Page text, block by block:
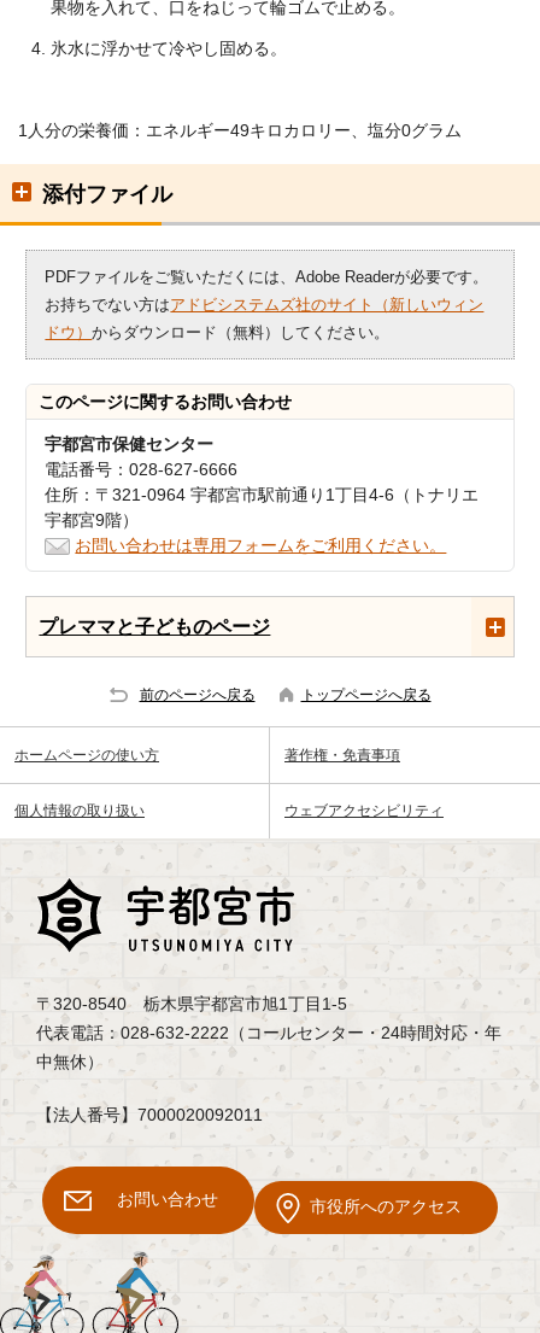
果物を入れて、口をねじって輪ゴムで止める。
氷水に浮かせて冷やし固める。
1人分の栄養価：エネルギー49キロカロリー、塩分0グラム
添付ファイル
PDFファイルをご覧いただくには、Adobe Readerが必要です。
お持ちでない方はアドビシステムズ社のサイト（新しいウィン
ドウ）からダウンロード（無料）してください。
このページに関するお問い合わせ
宇都宮市保健センター
電話番号：028-627-6666
住所：〒321-0964 宇都宮市駅前通り1丁目4-6（トナリエ
宇都宮9階）
お問い合わせは専用フォームをご利用ください。
プレママと子どものページ
前のページへ戻る トップページへ戻る
ホームページの使い方 著作権・免責事項
個人情報の取り扱い ウェブアクセシビリティ
〒320-8540 栃木県宇都宮市旭1丁目1-5
代表電話：028-632-2222（コールセンター・24時間対応・年
中無休）
【法人番号】7000020092011
お問い合わせ 市役所へのアクセス